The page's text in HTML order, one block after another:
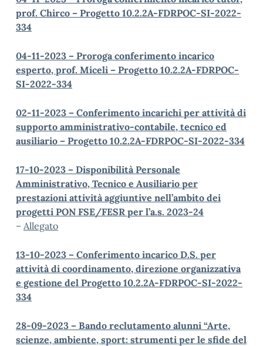
prof. Chirco – Progetto 10.2.2A-FDRPOC-SI-2022-
334
04-11-2023 – Proroga conferimento incarico
esperto, prof. Miceli – Progetto 10.2.2A-FDRPOC-
SI-2022-334
02-11-2023 – Conferimento incarichi per attività di
supporto amministrativo-contabile, tecnico ed
ausiliario – Progetto 10.2.2A-FDRPOC-SI-2022-334
17-10-2023 – Disponibilità Personale
Amministrativo, Tecnico e Ausiliario per
prestazioni attività aggiuntive nell’ambito dei
progetti PON FSE/FESR per l’a.s. 2023-24
– Allegato
13-10-2023 – Conferimento incarico D.S. per
attività di coordinamento, direzione organizzativa
e gestione del Progetto 10.2.2A-FDRPOC-SI-2022-
334
28-09-2023 – Bando reclutamento alunni “Arte,
scienze, ambiente, sport: strumenti per le sfide del